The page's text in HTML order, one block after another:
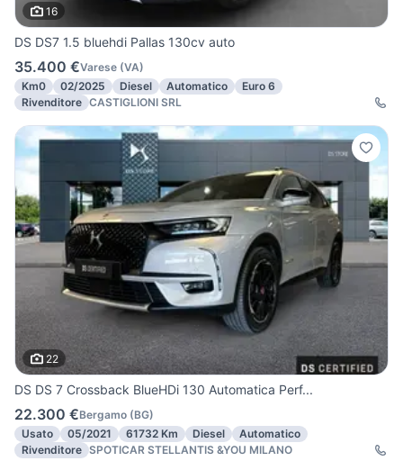
16
DS DS7 1.5 bluehdi Pallas 130cv auto
35.400 €Varese (VA)
Km0
02/2025 Diesel Automatico
Euro 6
Rivenditore CASTIGLIONI SRL
22
DS DS 7 Crossback BlueHDi 130 Automatica Perf...
22.300 €Bergamo (BG)
Usato
05/2021 61732 Km Diesel
Automatico
Rivenditore SPOTICAR STELLANTIS &YOU MILANO